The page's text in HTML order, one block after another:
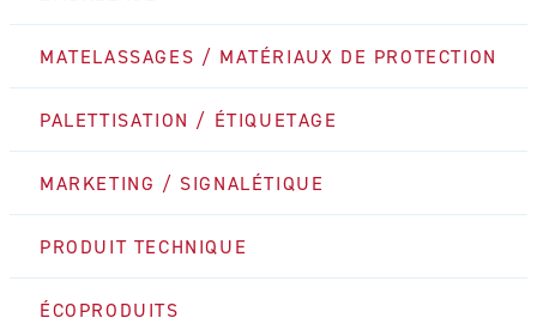
MATELASSAGES / MATÉRIAUX DE PROTECTION
PALETTISATION / ÉTIQUETAGE
MARKETING / SIGNALÉTIQUE
PRODUIT TECHNIQUE
ÉCOPRODUITS